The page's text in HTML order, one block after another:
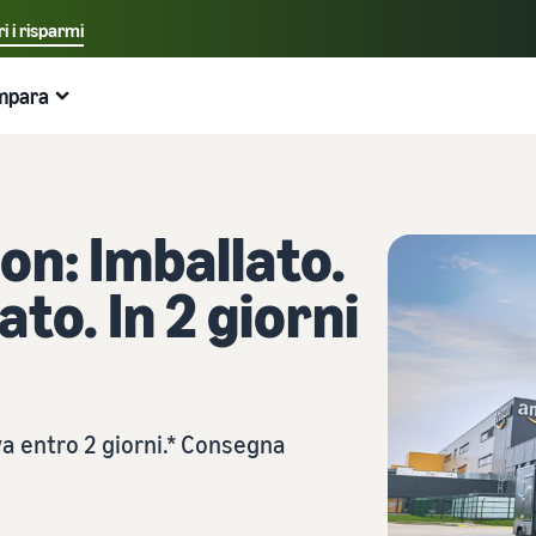
i risparmi
Seleziona la lingua preferita
Guida per principianti
Aspetti principali da considerare prima di iniziare a
vendere
Guida per Nuovi Venditori
Logistica di Amazon
Espandi in Europa
Risparmia il 53% sulle tariffe di gestione logistica ed
espandi la tua attività nell'Unione Europea
Gestione multicanale
Prodotti a basso costo
Vendi prodotti a basso costo e raggiungi milioni di clienti
Vendi prodotti artigianali
Vendi i tuoi prodotti artigianali in tutto il mondo
Amazon Renewed
Vendi prodotti ricondizionati e usati a milioni di clienti
Partner di vendita dell'App Store
Scopri i partner software approvati da Amazon per
Calcolatore delle entrate
Stima le tue vendite su Amazon
Stima delle spese di evasione degli ordini
Confronta i preventivi in base al metodo di evasione
Cos'è il dropshipping?
Esternalizza l'intero processo di consegna del prodotto
— dal produttore al cliente
Crea il tuo negozio online
Elaborazione degli ordini nell'E-commerce
Imballato.
In 2 giorni
entro 2 giorni.* Consegna